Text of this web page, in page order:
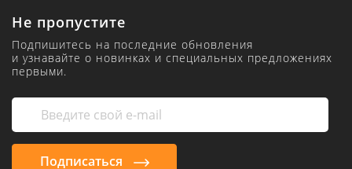
Не пропустите
Подпишитесь на последние обновления
и узнавайте о новинках и специальных предложениях
первыми.
Подписаться